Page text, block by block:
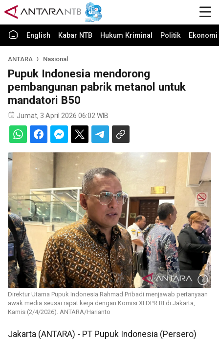
English Kabar NTB Hukum Kriminal Politik
ANTARA Nasional
Pupuk Indonesia mendorong
pembangunan pabrik metanol untuk
mandatori B50
Jumat, 3 April 2026 06:02 WIB
Direktur Utama Pupuk Indonesia Rahmad Pribadi menjawab pertanyaan
awak media seusai rapat kerja dengan Komisi XI DPR RI di Jakarta,
Kamis (2/4/2026). ANTARA/Harianto
Jakarta (ANTARA) - PT Pupuk Indonesia (Persero)